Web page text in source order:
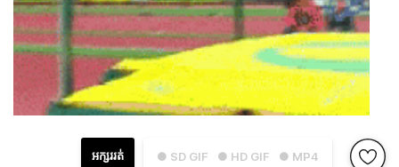
● SD GIF ● HD GIF ● MP4
អក្សររត់